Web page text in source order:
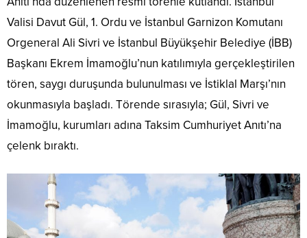
Valisi Davut Gül, 1. Ordu ve İstanbul Garnizon Komutanı
Orgeneral Ali Sivri ve İstanbul Büyükşehir Belediye (İBB)
Başkanı Ekrem İmamoğlu’nun katılımıyla gerçekleştirilen
tören, saygı duruşunda bulunulması ve İstiklal Marşı’nın
okunmasıyla başladı. Törende sırasıyla; Gül, Sivri ve
İmamoğlu, kurumları adına Taksim Cumhuriyet Anıtı’na
çelenk bıraktı.